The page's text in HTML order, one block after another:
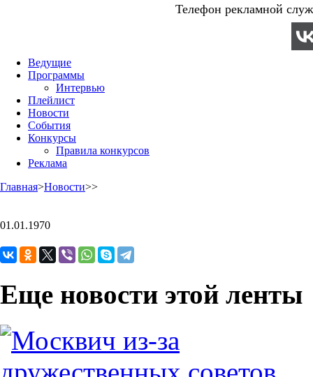
Телефон рекламной
Ведущие
Программы
Интервью
Плейлист
Новости
События
Конкурсы
Правила конкурсов
Реклама
Главная>Новости>>
01.01.1970
Еще новости этой ленты